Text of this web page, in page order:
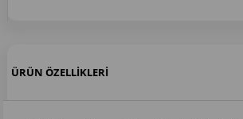
ÜRÜN ÖZELLIKLERI